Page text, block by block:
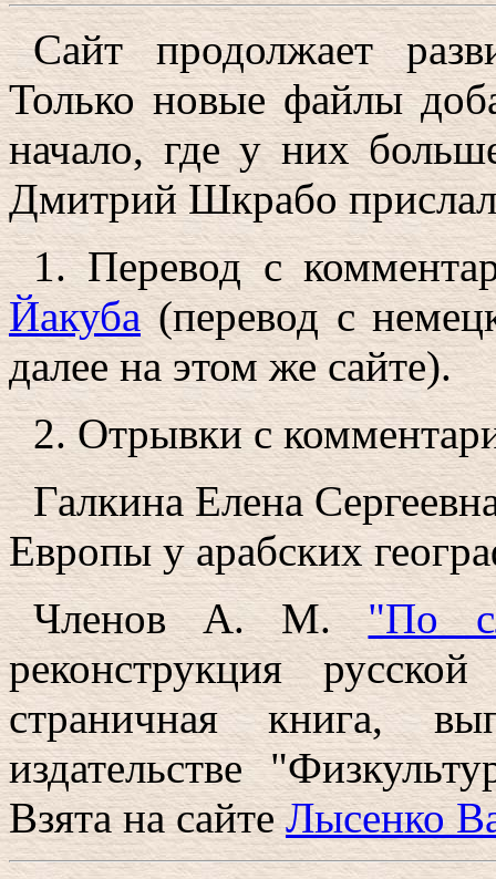
Сайт продолжает
Только новые файлы
начало, где у них
Дмитрий Шкрабо
1. Перевод с
Йакуба(перевод с
далее на этом же сайте).
2. Отрывки с
Галкина Елена
Европы у арабских
Членов А. М."По
реконструкция
страничная книга,
издательстве
Взята на сайтеЛысенко